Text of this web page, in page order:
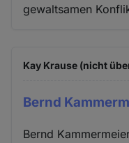
gewaltsamen
Kay Krause (nicht
Bernd
Bernd